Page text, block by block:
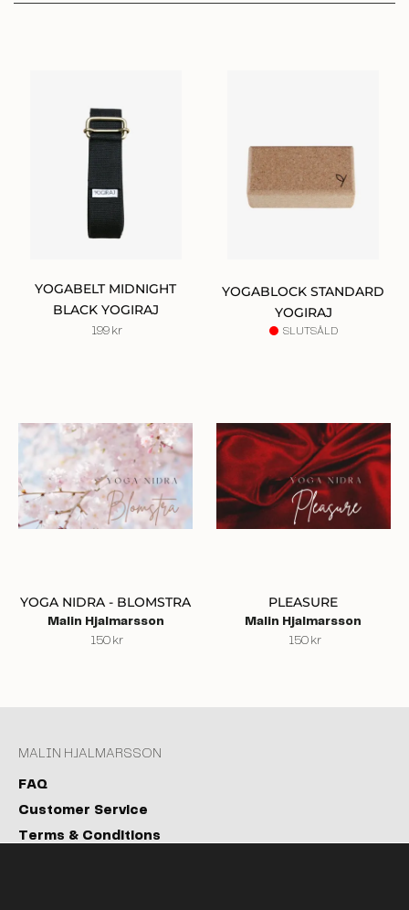
YOGABELT MIDNIGHT
BLACK YOGIRAJ
199 kr
YOGABLOCK STANDARD
YOGIRAJ
SLUTSÅLD
YOGA NIDRA - BLOMSTRA
Malin Hjalmarsson
150 kr
PLEASURE
Malin Hjalmarsson
150 kr
MALIN HJALMARSSON
FAQ
Customer Service
Terms & Conditions